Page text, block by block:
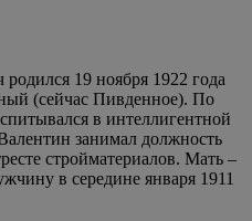
19 ноября 1922 года
(сейчас Пивденное). По
в интеллигентной
занимал должность
стройматериалов. Мать –
в середине января 1911